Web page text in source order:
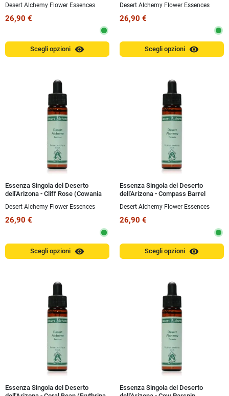
Desert Alchemy Flower Essences
26,90 €
Scegli opzioni visibility
triglochidiatus) 10 ml
Desert Alchemy Flower Essences
26,90 €
Scegli opzioni visibility
Essenza Singola del Deserto
dell'Arizona - Cliff Rose (Cowania
Desert Alchemy Flower Essences
26,90 €
Scegli opzioni visibility
Essenza Singola del Deserto
dell'Arizona - Compass Barrel
10 ml
Desert Alchemy Flower Essences
26,90 €
Scegli opzioni visibility
Essenza Singola del Deserto
Essenza Singola del Deserto